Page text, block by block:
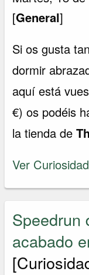
[General]
Si os gusta
dormir
aquí está
€) os podéis
la tienda de
Ver Curiosidad
Speedrun
acabado